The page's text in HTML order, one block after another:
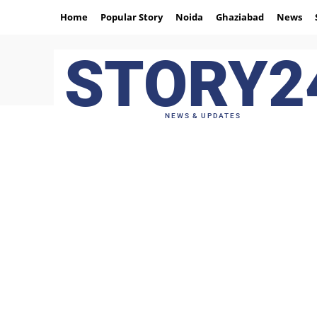
Home Popular Story Noida Ghaziabad News
NEWS & UPDATES